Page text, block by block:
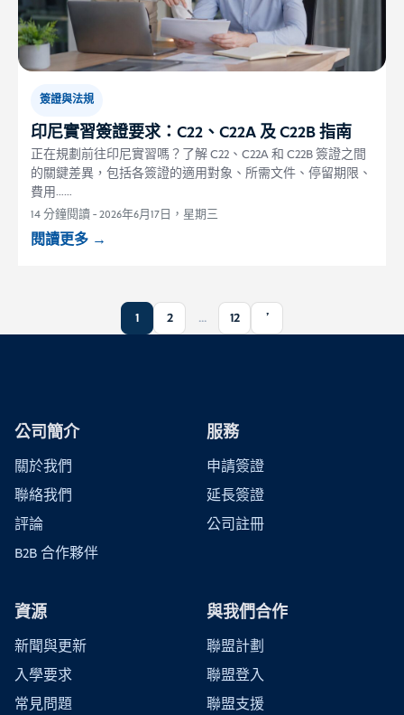
簽證與法規
印尼實習簽證要求：C22、C22A 及 C22B 指南
正在規劃前往印尼實習嗎？了解 C22、C22A 和 C22B 簽證之間
的關鍵差異，包括各簽證的適用對象、所需文件、停留期限、
費用……
14 分鐘閱讀-2026年6月17日，星期三
閱讀更多 →
1 2 ... 12 '
公司簡介
關於我們
聯絡我們
評論
B2B 合作夥伴
服務
申請簽證
延長簽證
公司註冊
資源
新聞與更新
入學要求
常見問題
與我們合作
聯盟計劃
聯盟登入
聯盟支援